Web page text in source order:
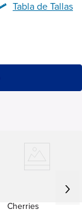
Tabla de Tallas
Cherries